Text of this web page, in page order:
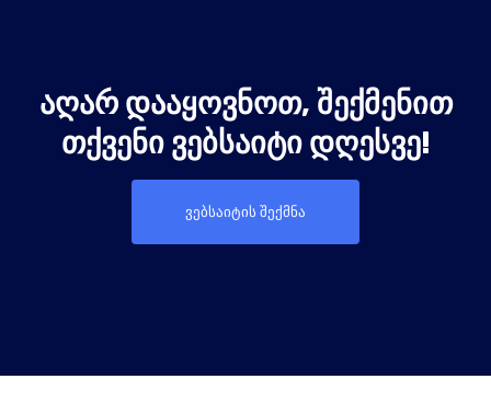
ᲐᲦᲐᲠ ᲓᲐᲐᲧᲝᲕᲜᲝᲗ, ᲨᲔᲥᲛᲔᲜᲘᲗ
ᲗᲥᲕᲔᲜᲘ ᲕᲔᲑᲡᲐᲘᲢᲘ ᲓᲦᲔᲡᲕᲔ!
ვებსაიტის შექმნა